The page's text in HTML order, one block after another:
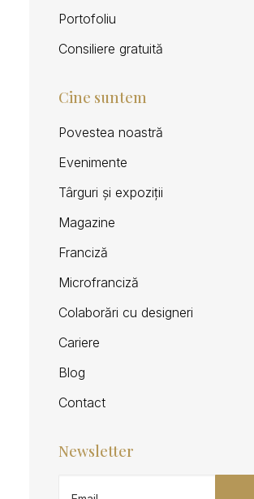
Portofoliu
Consiliere gratuită
Cine suntem
Povestea noastră
Evenimente
Târguri și expoziții
Magazine
Franciză
Microfranciză
Colaborări cu designeri
Cariere
Blog
Contact
Newsletter